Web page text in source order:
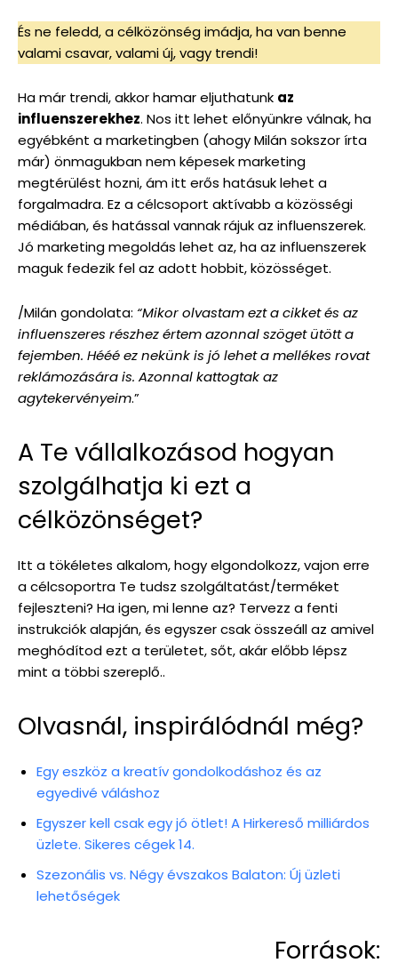
És ne feledd, a célközönség imádja, ha van benne
valami csavar, valami új, vagy trendi!
Ha már trendi, akkor hamar eljuthatunk az
influenszerekhez. Nos itt lehet előnyünkre válnak, ha
egyébként a marketingben (ahogy Milán sokszor írta
már) önmagukban nem képesek marketing
megtérülést hozni, ám itt erős hatásuk lehet a
forgalmadra. Ez a célcsoport aktívabb a közösségi
médiában, és hatással vannak rájuk az influenszerek.
Jó marketing megoldás lehet az, ha az influenszerek
maguk fedezik fel az adott hobbit, közösséget.
/Milán gondolata: “Mikor olvastam ezt a cikket és az
influenszeres részhez értem azonnal szöget ütött a
fejemben. Hééé ez nekünk is jó lehet a mellékes rovat
reklámozására is. Azonnal kattogtak az
agytekervényeim.”
A Te vállalkozásod hogyan
szolgálhatja ki ezt a
célközönséget?
Itt a tökéletes alkalom, hogy elgondolkozz, vajon erre
a célcsoportra Te tudsz szolgáltatást/terméket
fejleszteni? Ha igen, mi lenne az? Tervezz a fenti
instrukciók alapján, és egyszer csak összeáll az amivel
meghódítod ezt a területet, sőt, akár előbb lépsz
mint a többi szereplő..
Olvasnál, inspirálódnál még?
Egy eszköz a kreatív gondolkodáshoz és az
egyedivé váláshoz
Egyszer kell csak egy jó ötlet! A Hirkereső milliárdos
üzlete. Sikeres cégek 14.
Szezonális vs. Négy évszakos Balaton: Új üzleti
lehetőségek
Források: